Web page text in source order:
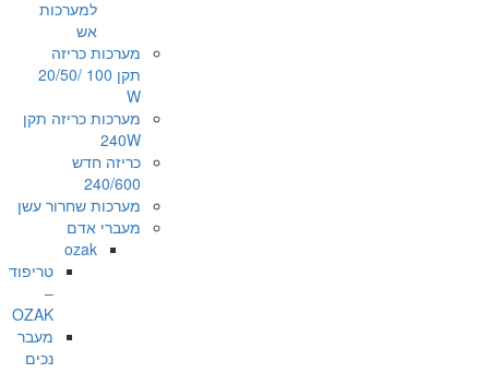
למערכות
אש
מערכות כריזה
תקן 100 /20/50
W
מערכות כריזה תקן
240W
כריזה חדש
240/600
מערכות שחרור עשן
מעברי אדם
ozak
טריפוד
–
OZAK
מעבר
נכים